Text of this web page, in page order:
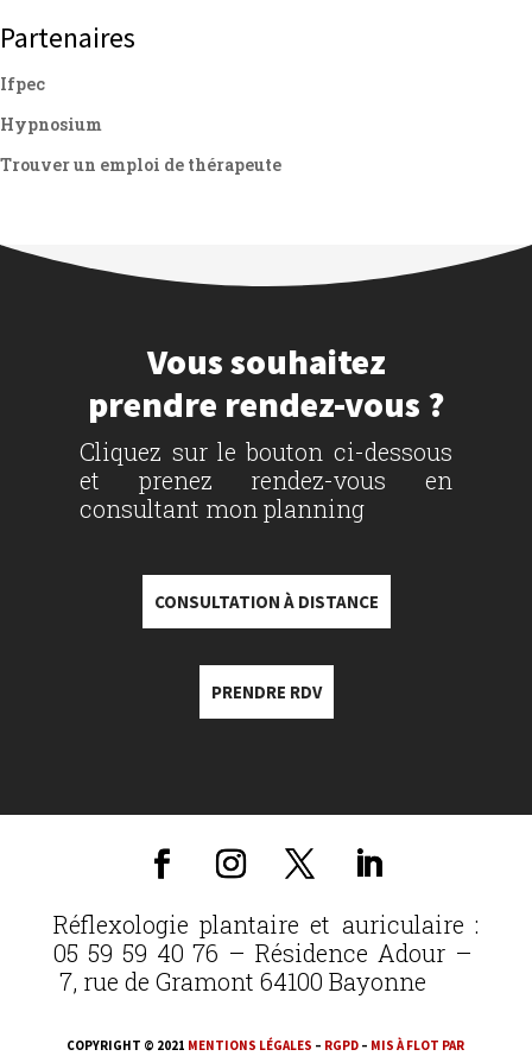
Partenaires
Ifpec
Hypnosium
Trouver un emploi de thérapeute
Vous souhaitez
prendre rendez-vous ?
Cliquez sur le bouton ci-dessous
et prenez rendez-vous en
consultant mon planning
CONSULTATION À DISTANCE
PRENDRE RDV
Réflexologie plantaire et auriculaire :
05 59 59 40 76 – Résidence Adour –
7, rue de Gramont 64100 Bayonne
COPYRIGHT © 2021 MENTIONS LÉGALES – RGPD – MIS À FLOT PAR